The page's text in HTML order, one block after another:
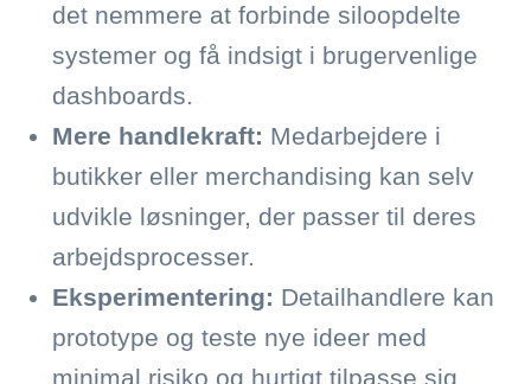
det nemmere at forbinde siloopdelte
systemer og få indsigt i brugervenlige
dashboards.
Mere handlekraft: Medarbejdere i
butikker eller merchandising kan selv
udvikle løsninger, der passer til deres
arbejdsprocesser.
Eksperimentering: Detailhandlere kan
prototype og teste nye ideer med
minimal risiko og hurtigt tilpasse sig